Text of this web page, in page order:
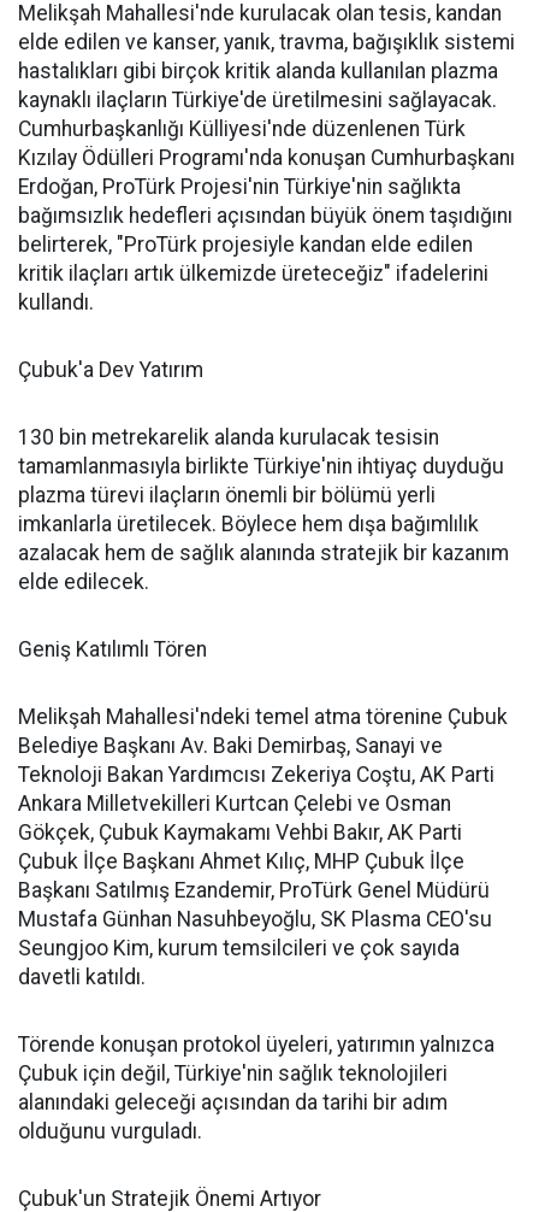
Melikşah Mahallesi'nde kurulacak olan tesis, kandan
elde edilen ve kanser, yanık, travma, bağışıklık sistemi
hastalıkları gibi birçok kritik alanda kullanılan plazma
kaynaklı ilaçların Türkiye'de üretilmesini sağlayacak.
Cumhurbaşkanlığı Külliyesi'nde düzenlenen Türk
Kızılay Ödülleri Programı'nda konuşan Cumhurbaşkanı
Erdoğan, ProTürk Projesi'nin Türkiye'nin sağlıkta
bağımsızlık hedefleri açısından büyük önem taşıdığını
belirterek, "ProTürk projesiyle kandan elde edilen
kritik ilaçları artık ülkemizde üreteceğiz" ifadelerini
kullandı.
Çubuk'a Dev Yatırım
130 bin metrekarelik alanda kurulacak tesisin
tamamlanmasıyla birlikte Türkiye'nin ihtiyaç duyduğu
plazma türevi ilaçların önemli bir bölümü yerli
imkanlarla üretilecek. Böylece hem dışa bağımlılık
azalacak hem de sağlık alanında stratejik bir kazanım
elde edilecek.
Geniş Katılımlı Tören
Melikşah Mahallesi'ndeki temel atma törenine Çubuk
Belediye Başkanı Av. Baki Demirbaş, Sanayi ve
Teknoloji Bakan Yardımcısı Zekeriya Coştu, AK Parti
Ankara Milletvekilleri Kurtcan Çelebi ve Osman
Gökçek, Çubuk Kaymakamı Vehbi Bakır, AK Parti
Çubuk İlçe Başkanı Ahmet Kılıç, MHP Çubuk İlçe
Başkanı Satılmış Ezandemir, ProTürk Genel Müdürü
Mustafa Günhan Nasuhbeyoğlu, SK Plasma CEO'su
Seungjoo Kim, kurum temsilcileri ve çok sayıda
davetli katıldı.
Törende konuşan protokol üyeleri, yatırımın yalnızca
Çubuk için değil, Türkiye'nin sağlık teknolojileri
alanındaki geleceği açısından da tarihi bir adım
olduğunu vurguladı.
Çubuk'un Stratejik Önemi Artıyor